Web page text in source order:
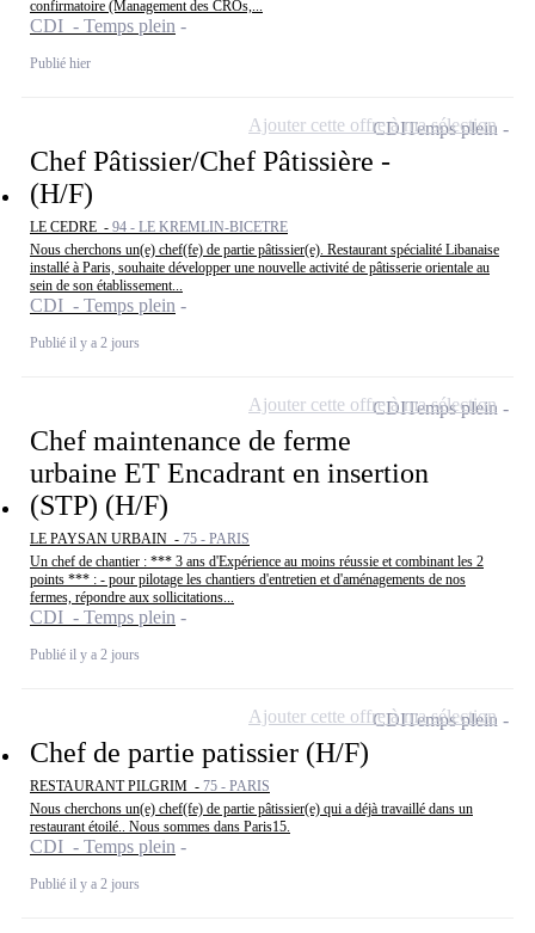
confirmatoire (Management des CROs,...
CDI - Temps plein
Publié hier
Chef Pâtissier/Chef Pâtissière -
(H/F)
LE CEDRE - 94 - LE KREMLIN-BICETRE
Nous cherchons un(e) chef(fe) de partie pâtissier(e). Restaurant spécialité Libanaise
installé à Paris, souhaite développer une nouvelle activité de pâtisserie orientale au
sein de son établissement...
CDI - Temps plein
Publié il y a 2 jours
CDITemps plein
Ajouter cette offre à ma sélection
Chef maintenance de ferme
urbaine ET Encadrant en insertion
(STP) (H/F)
LE PAYSAN URBAIN - 75 - PARIS
Un chef de chantier : *** 3 ans d'Expérience au moins réussie et combinant les 2
points *** : - pour pilotage les chantiers d'entretien et d'aménagements de nos
fermes, répondre aux sollicitations...
CDI - Temps plein
Publié il y a 2 jours
CDITemps plein
Ajouter cette offre à ma sélection
Chef de partie patissier (H/F)
RESTAURANT PILGRIM - 75 - PARIS
Nous cherchons un(e) chef(fe) de partie pâtissier(e) qui a déjà travaillé dans un
restaurant étoilé.. Nous sommes dans Paris15.
CDI - Temps plein
Publié il y a 2 jours
CDITemps plein
Ajouter cette offre à ma sélection